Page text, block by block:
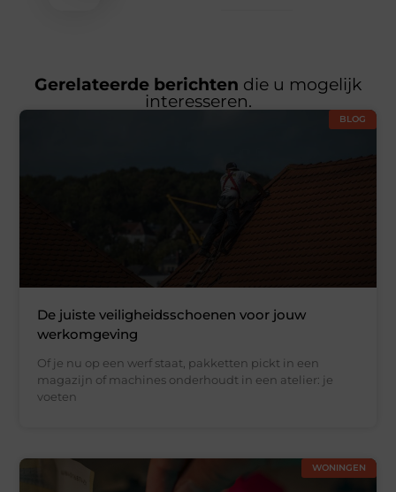
Gerelateerde berichten die u mogelijk
interesseren.
BLOG
De juiste veiligheidsschoenen voor jouw
werkomgeving
Of je nu op een werf staat, pakketten pickt in een
magazijn of machines onderhoudt in een atelier: je
voeten
WONINGEN